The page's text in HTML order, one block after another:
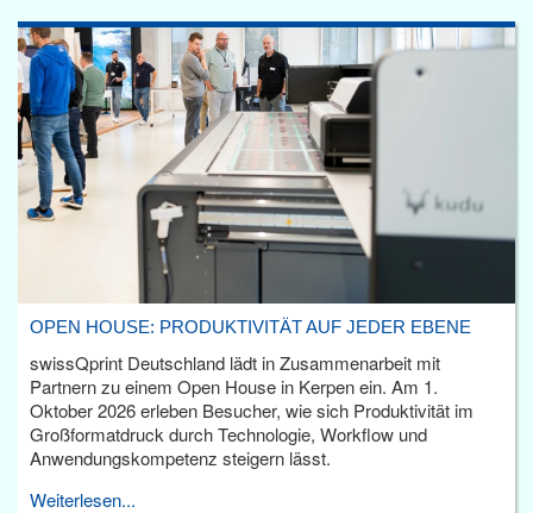
OPEN HOUSE: PRODUKTIVITÄT AUF JEDER EBENE
swissQprint Deutschland lädt in Zusammenarbeit mit
Partnern zu einem Open House in Kerpen ein. Am 1.
Oktober 2026 erleben Besucher, wie sich Produktivität im
Großformatdruck durch Technologie, Workflow und
Anwendungskompetenz steigern lässt.
Weiterlesen...